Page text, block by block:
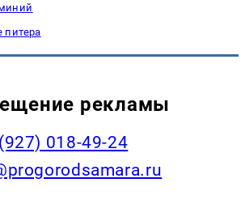
питера
рекламы
018-49-24